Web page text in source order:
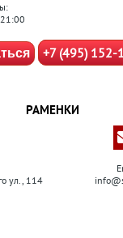
+7 (495) 152-
РАМЕНКИ
ул., 114